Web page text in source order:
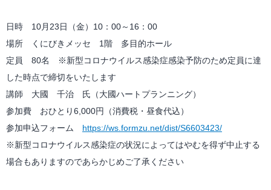
日時 10月23日（金）10：00～16：00
場所 くにびきメッセ 1階 多目的ホール
定員 80名 ※新型コロナウイルス感染症感染予防のため定員に達
した時点で締切をいたします
講師 大國 千治 氏（大國ハートプランニング）
参加費 おひとり6,000円（消費税・昼食代込）
参加申込フォーム https://ws.formzu.net/dist/S6603423/
※新型コロナウイルス感染症の状況によってはやむを得ず中止する
場合もありますのであらかじめご了承ください